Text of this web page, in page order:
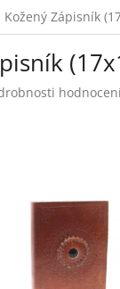
Kožený Zápisník